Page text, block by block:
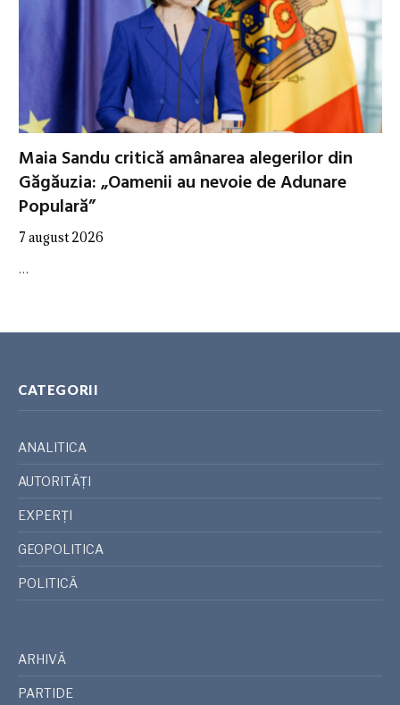
Maia Sandu critică amânarea alegerilor din
Găgăuzia: „Oamenii au nevoie de Adunare
Populară”
7 august 2026
…
CATEGORII
ANALITICA
AUTORITĂȚI
EXPERȚI
GEOPOLITICA
POLITICĂ
ARHIVĂ
PARTIDE